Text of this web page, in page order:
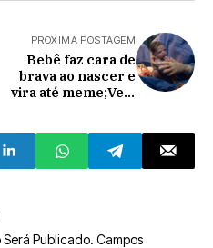
PRÓXIMA POSTAGEM
Bebê faz cara de
brava ao nascer e
vira até meme;Veja
Será Publicado. Campos